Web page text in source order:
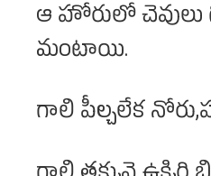
ఆ హోరులో చెవులు
మంటాయి.
గాలి పీల్చలేక